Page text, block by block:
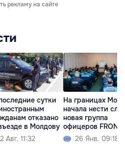
рекламу на сайте
сутки
отказано
в Молдову
2 Авг. 11:32
На границах
начала нести
новая группа
офицеров
26 Янв. 09:18